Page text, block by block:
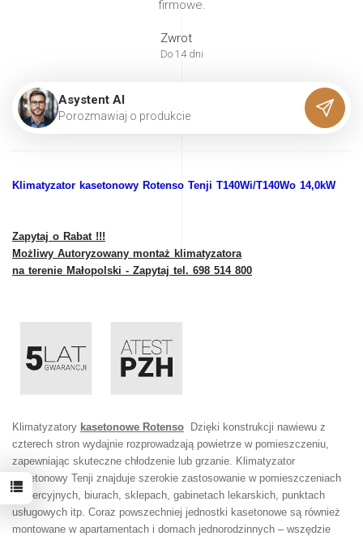
firmowe.
Zwrot
Do 14 dni
Asystent AI
Porozmawiaj o produkcie
Klimatyzator kasetonowy Rotenso Tenji T140Wi/T140Wo 14,0kW
Zapytaj o Rabat !!!
Możliwy Autoryzowany montaż klimatyzatora
na terenie Małopolski - Zapytaj tel. 698 514 800
Klimatyzatory kasetonowe Rotenso Dzięki konstrukcji nawiewu z
czterech stron wydajnie rozprowadzają powietrze w pomieszczeniu,
zapewniając skuteczne chłodzenie lub grzanie. Klimatyzator
kasetonowy Tenji znajduje szerokie zastosowanie w pomieszczeniach
komercyjnych, biurach, sklepach, gabinetach lekarskich, punktach
usługowych itp. Coraz powszechniej jednostki kasetonowe są również
montowane w apartamentach i domach jednorodzinnych – wszędzie